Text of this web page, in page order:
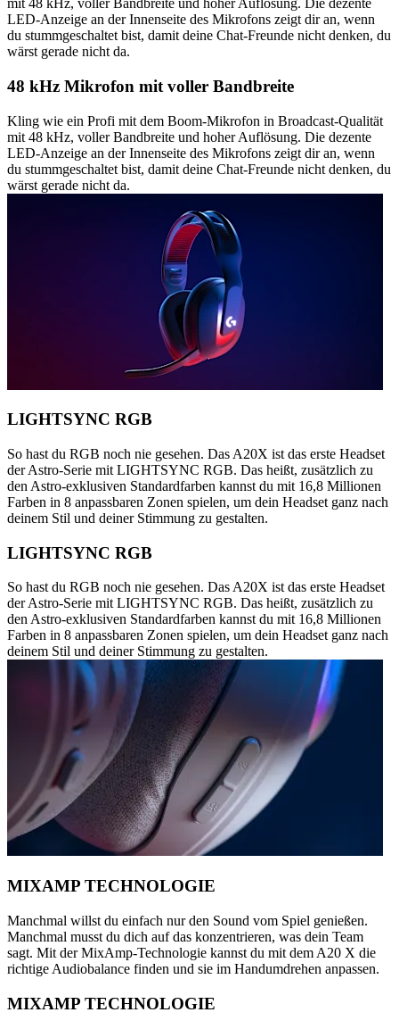
mit 48 kHz, voller Bandbreite und hoher Auflösung. Die dezente
LED-Anzeige an der Innenseite des Mikrofons zeigt dir an, wenn
du stummgeschaltet bist, damit deine Chat-Freunde nicht denken, du
wärst gerade nicht da.
48 kHz Mikrofon mit voller Bandbreite
Kling wie ein Profi mit dem Boom-Mikrofon in Broadcast-Qualität
mit 48 kHz, voller Bandbreite und hoher Auflösung. Die dezente
LED-Anzeige an der Innenseite des Mikrofons zeigt dir an, wenn
du stummgeschaltet bist, damit deine Chat-Freunde nicht denken, du
wärst gerade nicht da.
LIGHTSYNC RGB
So hast du RGB noch nie gesehen. Das A20X ist das erste Headset
der Astro-Serie mit LIGHTSYNC RGB. Das heißt, zusätzlich zu
den Astro-exklusiven Standardfarben kannst du mit 16,8 Millionen
Farben in 8 anpassbaren Zonen spielen, um dein Headset ganz nach
deinem Stil und deiner Stimmung zu gestalten.
LIGHTSYNC RGB
So hast du RGB noch nie gesehen. Das A20X ist das erste Headset
der Astro-Serie mit LIGHTSYNC RGB. Das heißt, zusätzlich zu
den Astro-exklusiven Standardfarben kannst du mit 16,8 Millionen
Farben in 8 anpassbaren Zonen spielen, um dein Headset ganz nach
deinem Stil und deiner Stimmung zu gestalten.
MIXAMP TECHNOLOGIE
Manchmal willst du einfach nur den Sound vom Spiel genießen.
Manchmal musst du dich auf das konzentrieren, was dein Team
sagt. Mit der MixAmp-Technologie kannst du mit dem A20 X die
richtige Audiobalance finden und sie im Handumdrehen anpassen.
MIXAMP TECHNOLOGIE